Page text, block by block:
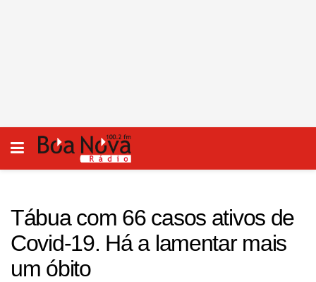
Tábua com 66 casos ativos de
Covid-19. Há a lamentar mais
um óbito